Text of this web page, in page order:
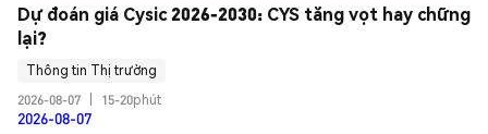
Dự đoán giá Cysic 2026-2030: CYS tăng vọt hay chững
lại?
Thông tin Thị trường
2026-08-07
15-20phút
2026-08-07